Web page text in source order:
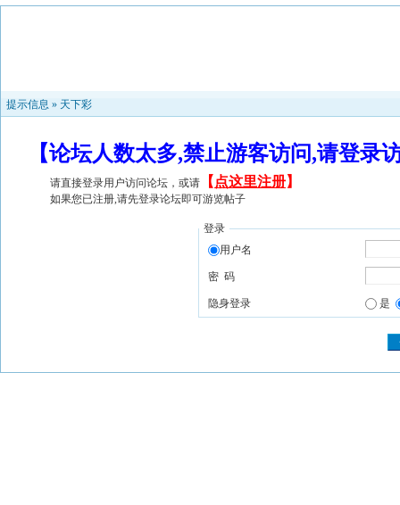
提示信息 » 天下彩
【论坛人数太多,禁止游客访问,请登
请直接登录用户访问论坛，或请 【 点这里注册】
如果您已注册,请先登录论坛即可游览帖子
登录
用户名
密 码
隐身登录 是